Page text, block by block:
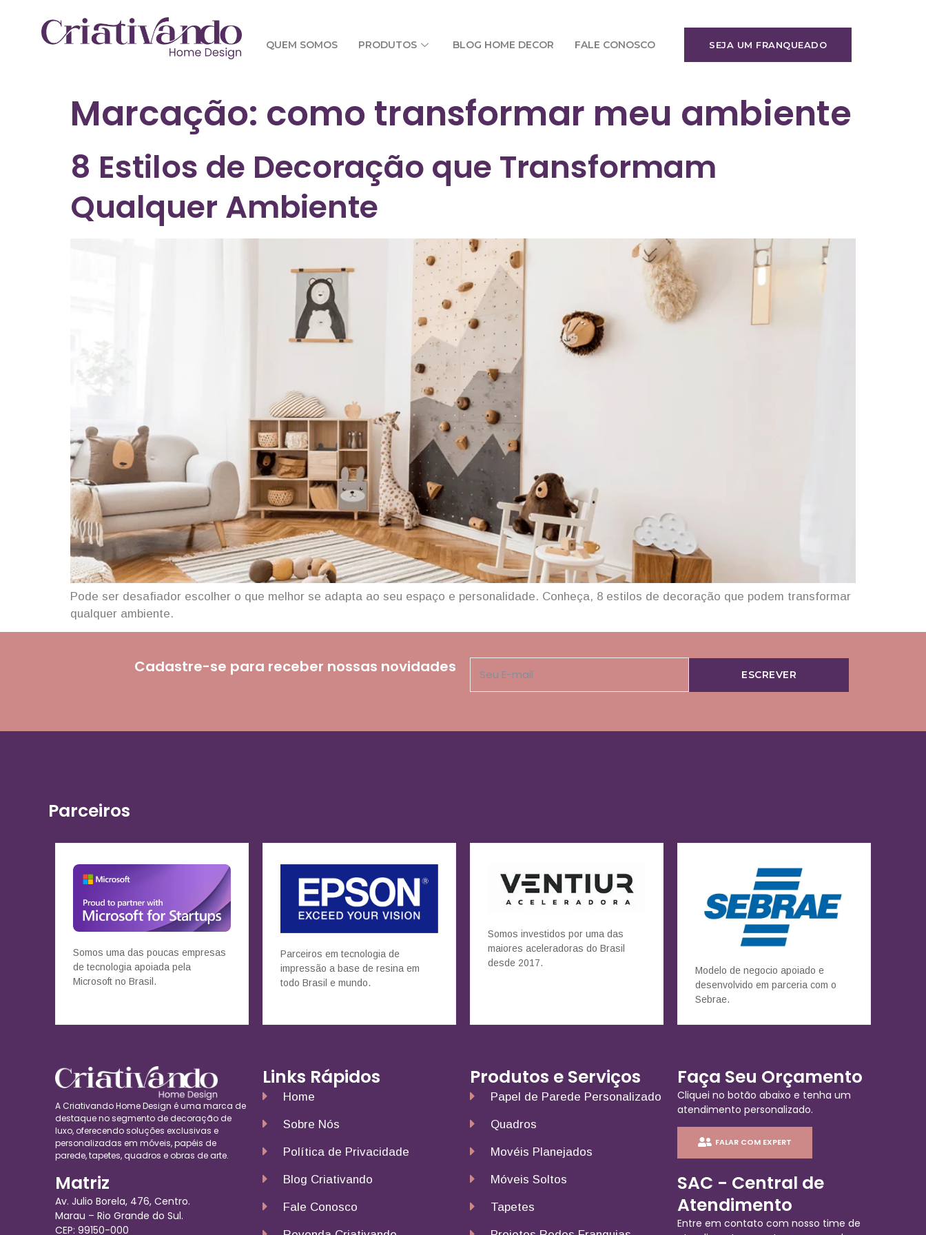
QUEM SOMOS PRODUTOS BLOG HOME DECOR FALE CONOSCO SEJA UM FRANQUEADO
Marcação: como transformar meu ambiente
8 Estilos de Decoração que Transformam
Qualquer Ambiente
Pode ser desafiador escolher o que melhor se adapta ao seu espaço e personalidade. Conheça, 8 estilos de decoração que podem transformar
qualquer ambiente.
Cadastre-se para receber nossas novidades ESCREVER
A Criativando Home Design é uma marca de
destaque no segmento de decoração de
luxo, oferecendo soluções exclusivas e
personalizadas em móveis, papéis de
parede, tapetes, quadros e obras de arte.
Matriz
Av. Julio Borela, 476, Centro.
Marau – Rio Grande do Sul.
CEP: 99150-000
Links Rápidos
Home
Sobre Nós
Política de Privacidade
Blog Criativando
Fale Conosco
Produtos e Serviços
Papel de Parede Personalizado
Quadros
Movéis Planejados
Móveis Soltos
Tapetes
Faça Seu Orçamento
Cliquei no botão abaixo e tenha um
atendimento personalizado.
FALAR COM EXPERT
SAC - Central de
Atendimento
Entre em contato com nosso time de
Parceiros
Somos uma das poucas empresas
de tecnologia apoiada pela
Microsoft no Brasil.
Parceiros em tecnologia de
impressão a base de resina em
todo Brasil e mundo.
Somos investidos por uma das
maiores aceleradoras do Brasil
desde 2017.
Modelo de negocio apoiado e
desenvolvido em parceria com o
Sebrae.